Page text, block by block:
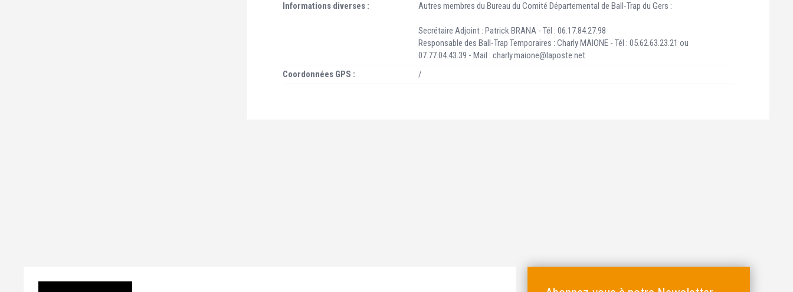
Informations diverses :
Autres membres du Bureau du Comité Départemental de Ball-Trap du Gers :
Secrétaire Adjoint : Patrick BRANA - Tél : 06.17.84.27.98
Responsable des Ball-Trap Temporaires : Charly MAIONE - Tél : 05.62.63.23.21 ou
07.77.04.43.39 - Mail : charly.maione@laposte.net
Coordonnées GPS :
/